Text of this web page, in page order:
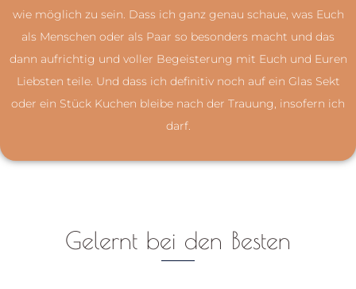
wie möglich zu sein. Dass ich ganz genau schaue, was Euch
als Menschen oder als Paar so besonders macht und das
dann aufrichtig und voller Begeisterung mit Euch und Euren
Liebsten teile. Und dass ich definitiv noch auf ein Glas Sekt
oder ein Stück Kuchen bleibe nach der Trauung, insofern ich
darf.
Gelernt bei den Besten